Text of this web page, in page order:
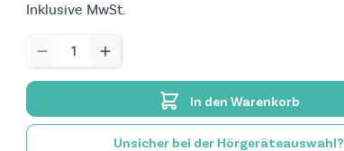
Inklusive MwSt.
In den Warenkorb
Unsicher bei der Hörgeräteauswahl?